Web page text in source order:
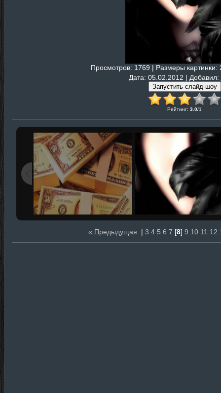
Просмотров: 1769 | Размеры картинки:
Дата: 05.02.2012 | Добавил:
Рейтинг: 3.0/1
« Предыдущая | 3 4 5 6 7 [8] 9 10 11 12